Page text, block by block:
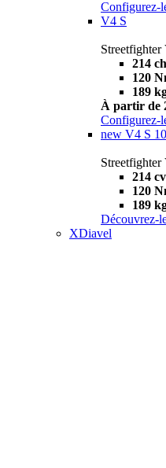
Configurez-
V4 S
Streetfighter
214 ch
120
189
À partir de
Configurez-
new V4 S
214 cv
120
189
Découvrez-
XDiavel